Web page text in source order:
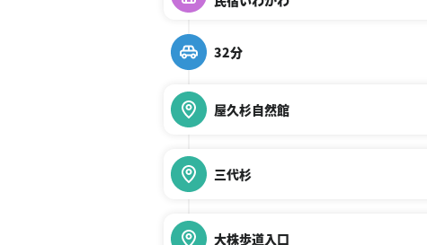
32分
屋久杉自然館
三代杉
大株歩道入口